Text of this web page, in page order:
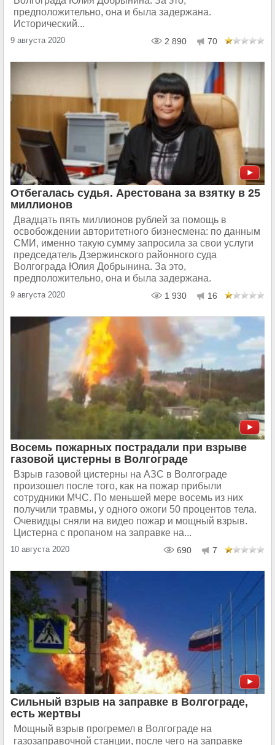
предположительно, она и была задержана.
Исторический...
9 августа 2020 2 890 70
Отбегалась судья. Арестована за взятку в 25
миллионов
Двадцать пять миллионов рублей за помощь в
освобождении авторитетного бизнесмена: по данным
СМИ, именно такую сумму запросила за свои услуги
председатель Дзержинского районного суда
Волгограда Юлия Добрынина. За это,
предположительно, она и была задержана.
9 августа 2020 1 930 16
Восемь пожарных пострадали при взрыве
газовой цистерны в Волгограде
Взрыв газовой цистерны на АЗС в Волгограде
произошел после того, как на пожар прибыли
сотрудники МЧС. По меньшей мере восемь из них
получили травмы, у одного ожоги 50 процентов тела.
Очевидцы сняли на видео пожар и мощный взрыв.
Цистерна с пропаном на заправке на...
10 августа 2020 690 7
Сильный взрыв на заправке в Волгограде,
есть жертвы
Мощный взрыв прогремел в Волгограде на
газозаправочной станции, после чего на заправке